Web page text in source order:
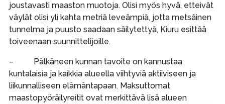
joustavasti maaston muotoja. Olisi myös hyvä, etteivät
väylät olisi yli kahta metriä leveämpiä, jotta metsäinen
tunnelma ja puusto saadaan säilytettyä, Kiuru esittää
toiveenaan suunnittelijoille.
– Pälkäneen kunnan tavoite on kannustaa
kuntalaisia ja kaikkia alueella viihtyviä aktiiviseen ja
liikunnalliseen elämäntapaan. Maksuttomat
maastopyöräilyreitit ovat merkittävä lisä alueen